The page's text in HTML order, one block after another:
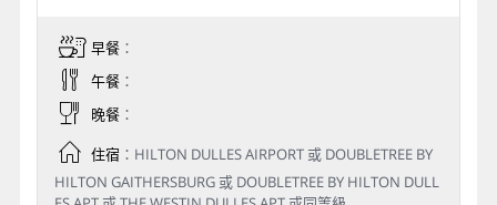
早餐：
午餐：
晚餐：
住宿：HILTON DULLES AIRPORT 或 DOUBLETREE BY
HILTON GAITHERSBURG 或 DOUBLETREE BY HILTON DULL